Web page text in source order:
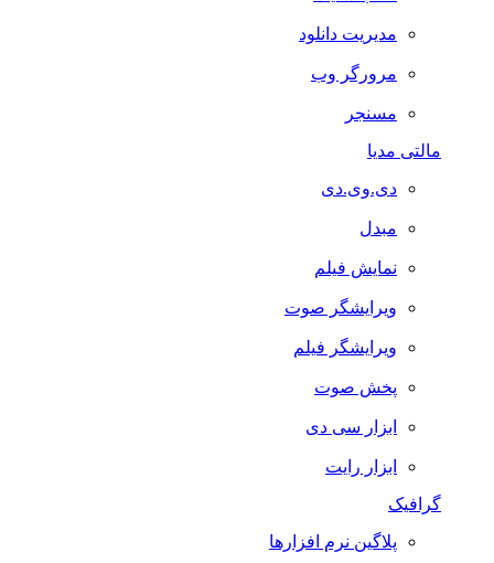
مدیریت دانلود
مرورگر وب
مسنجر
مالتی مدیا
دی.وی.دی
مبدل
نمایش فیلم
ویرایشگر صوت
ویرایشگر فیلم
پخش صوت
ابزار سی دی
ابزار رایت
گرافیک
پلاگین نرم افزارها